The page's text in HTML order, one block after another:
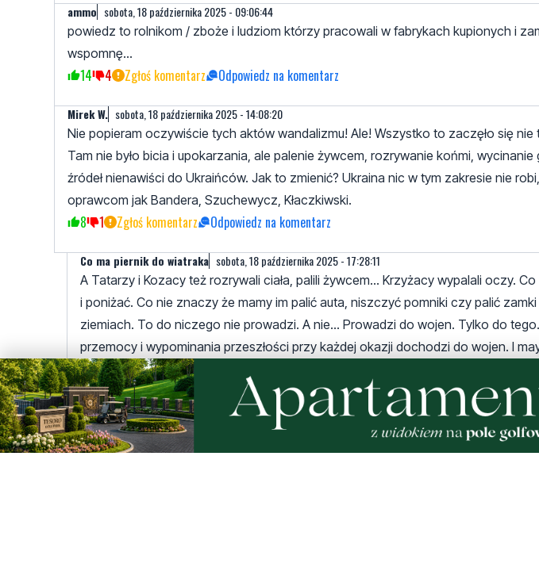
ammo sobota, 18 października 2025 - 09:06:44
powiedz to rolnikom / zboże i ludziom którzy pracowali w fabrykach kupionych i
wspomnę...
14 4 Zgłoś komentarz Odpowiedz na komentarz
Mirek W. sobota, 18 października 2025 - 14:08:20
Nie popieram oczywiście tych aktów wandalizmu! Ale! Wszystko to zaczęło się nie
Tam nie było bicia i upokarzania, ale palenie żywcem, rozrywanie końmi,
źródeł nienawiści do Ukraińców. Jak to zmienić? Ukraina nic w tym zakresie nie
oprawcom jak Bandera, Szuchewycz, Kłaczkiwski.
8 1 Zgłoś komentarz Odpowiedz na komentarz
Co ma piernik do wiatraka sobota, 18 października 2025 - 17:28:11
A Tatarzy i Kozacy też rozrywali ciała, palili żywcem... Krzyżacy wypalali oczy.
i poniżać. Co nie znaczy że mamy im palić auta, niszczyć pomniki czy palić
ziemiach. To do niczego nie prowadzi. A nie... Prowadzi do wojen. Tylko do
przemocy i wypominania przeszłości przy każdej okazji dochodzi do wojen. I
glosy zdobywają przez budzenie w ludziach najgorszych instynktów. Wrogości,
4 3 Zgłoś komentarz Odpowiedz na komentarz
Ammo sobota, 18 października 2025 - 19:39:06
Tyle, że nasi dziadkowie uciekali przed tym ukraińskim mordem na Wołyniu.